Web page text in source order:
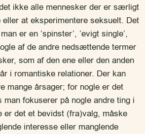
ikke alle mennesker der er særligt
eller at eksperimentere seksuelt. Det
er en ’spinster’, ’evigt single’,
af de andre nedsættende termer
som af den ene eller den anden
i romantiske relationer. Der kan
årsager; for nogle er det
man fokuserer på nogle andre ting i
er det et bevidst (fra)valg, måske
interesse eller manglende